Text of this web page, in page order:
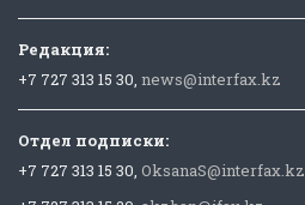
Редакция:
+7 727 313 15 30, news@interfax.kz
Отдел подписки:
+7 727 313 15 30, OksanaS@interfax.kz